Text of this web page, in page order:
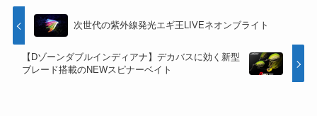
次世代の紫外線発光エギ王LIVEネオンブライト
【Dゾーンダブルインディアナ】デカバスに効く新型
ブレード搭載のNEWスピナーベイト